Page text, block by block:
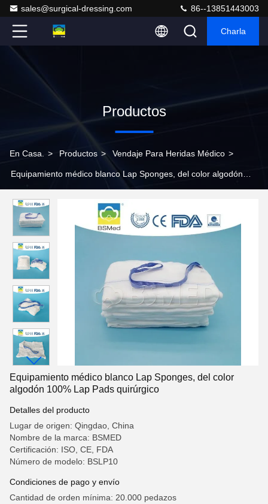
sales@surgical-dressing.com 86--13851443003
Charla
Productos
En Casa. > Productos > Vendaje Para Heridas Médico >
Equipamiento médico blanco Lap Sponges, del color algodón
Equipamiento médico blanco Lap Sponges, del color
algodón 100% Lap Pads quirúrgico
Detalles del producto
Lugar de origen: Qingdao, China
Nombre de la marca: BSMED
Certificación: ISO, CE, FDA
Número de modelo: BSLP10
Condiciones de pago y envío
Cantidad de orden mínima: 20.000 pedazos